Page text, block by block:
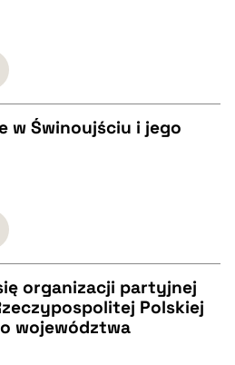
w Świnoujściu i jego
organizacji partyjnej
Polskiej
województwa